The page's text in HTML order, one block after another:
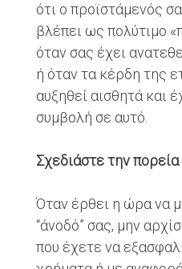
ότι ο προϊστάμενός
βλέπει ως πολύτιμο
όταν σας έχει
ή όταν τα κέρδη της
αυξηθεί αισθητά και
συμβολή σε αυτό.
Σχεδιάστε την
Όταν έρθει η ώρα να
“άνοδό” σας, μην
που έχετε να